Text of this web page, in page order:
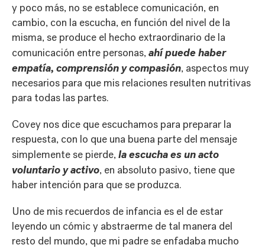
y poco más, no se establece comunicación, en
cambio, con la escucha, en función del nivel de la
misma, se produce el hecho extraordinario de la
comunicación entre personas,ahí puede haber
empatía, comprensión y compasión, aspectos muy
necesarios para que mis relaciones resulten nutritivas
para todas las partes.
Covey nos dice que escuchamos para preparar la
respuesta, con lo que una buena parte del mensaje
simplemente se pierde,la escucha es un acto
voluntario y activo, en absoluto pasivo, tiene que
haber intención para que se produzca.
Uno de mis recuerdos de infancia es el de estar
leyendo un cómic y abstraerme de tal manera del
resto del mundo, que mi padre se enfadaba mucho